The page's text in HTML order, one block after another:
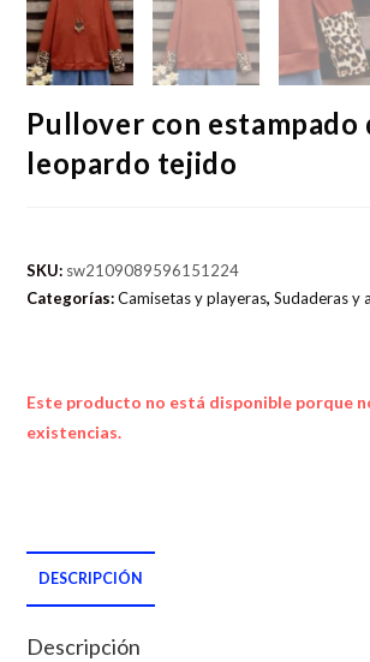
Pullover con estampado
leopardo tejido
SKU: sw2109089596151224
Categorías:Camisetas y playeras,Sudaderas y
Este producto no está disponible porque
existencias.
DESCRIPCIÓN
Descripción